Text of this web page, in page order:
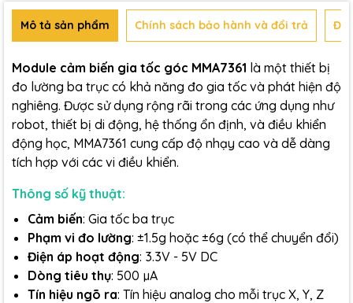
Mô tả sản phẩm Chính sách bảo hành và đổi trả
Module cảm biến gia tốc góc MMA7361 là một thiết bị
đo lường ba trục có khả năng đo gia tốc và phát hiện độ
nghiêng. Được sử dụng rộng rãi trong các ứng dụng như
robot, thiết bị di động, hệ thống ổn định, và điều khiển
động học, MMA7361 cung cấp độ nhạy cao và dễ dàng
tích hợp với các vi điều khiển.
Thông số kỹ thuật:
Cảm biến: Gia tốc ba trục
Phạm vi đo lường: ±1.5g hoặc ±6g (có thể chuyển đổi)
Điện áp hoạt động: 3.3V - 5V DC
Dòng tiêu thụ: 500 µA
Tín hiệu ngõ ra: Tín hiệu analog cho mỗi trục X, Y, Z